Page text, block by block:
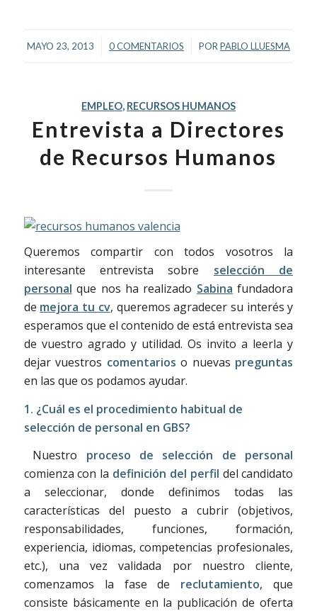
MAYO 23, 2013
/ 0 COMENTARIOS
/ POR PABLO LLUESMA
EMPLEO, RECURSOS HUMANOS
Entrevista a Directores
de Recursos Humanos
Queremos compartir con todos vosotros la
interesante entrevista sobre selección de
personal que nos ha realizado Sabina fundadora
de mejora tu cv, queremos agradecer su interés y
esperamos que el contenido de está entrevista sea
de vuestro agrado y utilidad. Os invito a leerla y
dejar vuestros comentarios o nuevas preguntas
en las que os podamos ayudar.
1. ¿Cuál es el procedimiento habitual de
selección de personal en GBS?
Nuestro proceso de selección de personal
comienza con la definición del perfil del candidato
a seleccionar, donde definimos todas las
características del puesto a cubrir (objetivos,
responsabilidades, funciones, formación,
experiencia, idiomas, competencias profesionales,
etc.), una vez validada por nuestro cliente,
comenzamos la fase de reclutamiento, que
consiste básicamente en la publicación de oferta